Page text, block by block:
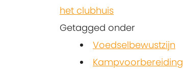
het clubhuis
Getagged onder
Voedselbewustzijn
Kampvoorbereiding